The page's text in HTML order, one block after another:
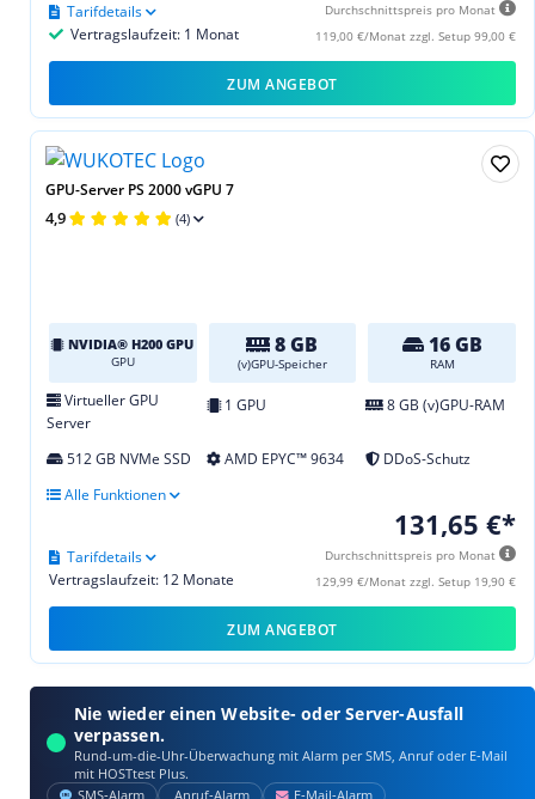
Durchschnittspreis pro Monat
119,00 €/Monat zzgl. Setup 99,00 €
Vertragslaufzeit: 1 Monat
Tarifdetails
ZUM ANGEBOT
GPU-Server PS 2000 vGPU 7
4,9 (4)
NVIDIA® H200 GPU
GPU
8 GB
(v)GPU-Speicher
16 GB
RAM
Virtueller GPU
Server
1 GPU 8 GB (v)GPU-RAM
512 GB NVMe SSD AMD EPYC™ 9634
DDoS-Schutz
Alle Funktionen
131,65 €*
Durchschnittspreis pro Monat
129,99 €/Monat zzgl. Setup 19,90 €
Vertragslaufzeit: 12 Monate
Tarifdetails
ZUM ANGEBOT
Nie wieder einen Website- oder Server-Ausfall
verpassen.
Rund-um-die-Uhr-Überwachung mit Alarm per SMS, Anruf oder E‑Mail
mit HOSTtest Plus.